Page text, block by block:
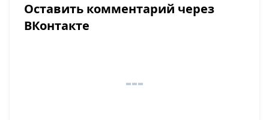
Оставить комментарий через
ВКонтакте